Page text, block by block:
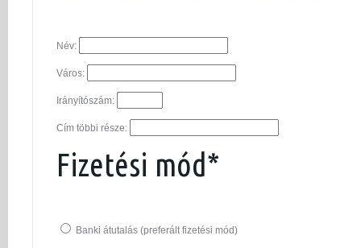
Név:
Város:
Irányítószám:
Cím többi része:
Fizetési mód*
Banki átutalás (preferált fizetési mód)